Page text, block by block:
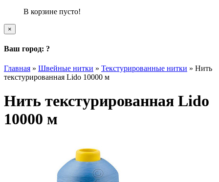
В корзине пусто!
×
Ваш город: ?
Главная » Швейные нитки » Текстурированные нитки » Нить
текстурированная Lido 10000 м
Нить текстурированная Lido
10000 м